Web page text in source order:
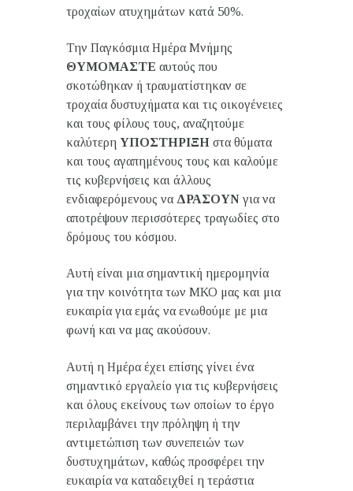
τροχαίων ατυχημάτων κατά 50%.
Την Παγκόσμια Ημέρα Μνήμης
ΘΥΜΟΜΑΣΤΕ αυτούς που
σκοτώθηκαν ή τραυματίστηκαν σε
τροχαία δυστυχήματα και τις οικογένειες
και τους φίλους τους, αναζητούμε
καλύτερη ΥΠΟΣΤΗΡΙΞΗ στα θύματα
και τους αγαπημένους τους και καλούμε
τις κυβερνήσεις και άλλους
ενδιαφερόμενους να ΔΡΑΣΟΥΝ για να
αποτρέψουν περισσότερες τραγωδίες στο
δρόμους του κόσμου.
Αυτή είναι μια σημαντική ημερομηνία
για την κοινότητα των ΜΚΟ μας και μια
ευκαιρία για εμάς να ενωθούμε με μια
φωνή και να μας ακούσουν.
Αυτή η Ημέρα έχει επίσης γίνει ένα
σημαντικό εργαλείο για τις κυβερνήσεις
και όλους εκείνους των οποίων το έργο
περιλαμβάνει την πρόληψη ή την
αντιμετώπιση των συνεπειών των
δυστυχημάτων, καθώς προσφέρει την
ευκαιρία να καταδειχθεί η τεράστια